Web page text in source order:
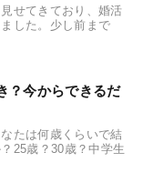
せてきており、婚活
した。少し前まで
？今からできるだ
たは何歳くらいで結
25歳？30歳？中学生